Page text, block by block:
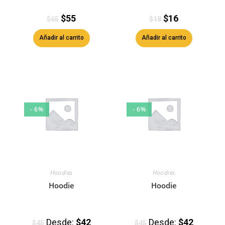
$65 $55
Añadir al carrito
$18 $16
Añadir al carrito
- 6%
Hoodies
Hoodie
$45 Desde: $42
- 6%
Hoodies
Hoodie
$45 Desde: $42